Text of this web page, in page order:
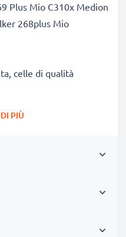
Plus Mio C310x Medion
268plus Mio
celle di qualità
capacità, ciò che alla
una capacità reale di
PIÙ